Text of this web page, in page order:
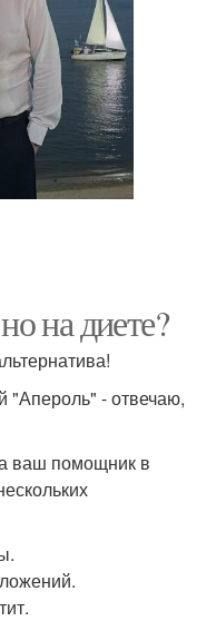
на диете?
"Апероль" - отвечаю,
ваш помощник в